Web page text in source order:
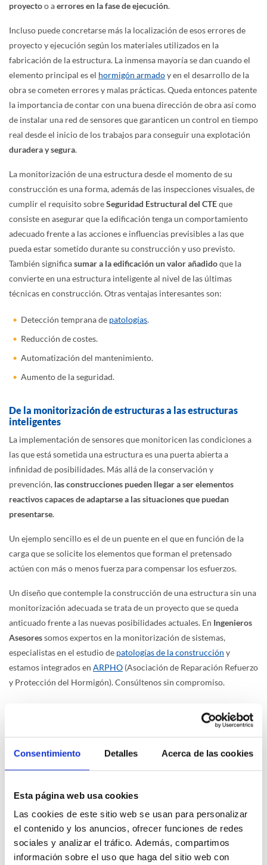
Consentimiento Detalles Acerca de las cookies
Esta página web usa cookies
Las cookies de este sitio web se usan para personalizar
el contenido y los anuncios, ofrecer funciones de redes
sociales y analizar el tráfico. Además, compartimos
información sobre el uso que haga del sitio web con
proyectoo aerrores en la fase de ejecución.
Incluso puede concretarse más la localización de esos errores de
proyecto y ejecución según los materiales utilizados en la
fabricación de la estructura. La inmensa mayoría se dan cuando el
elemento principal es el hormigón armadoy en el desarrollo de la
obra se cometen errores y malas prácticas. Queda entonces patente
la importancia de contar con una buena dirección de obra así como
de instalar una red de sensores que garanticen un control en tiempo
real desde el inicio de los trabajos para conseguir una explotación
duradera y segura.
La monitorización de una estructura desde el momento de su
construcción es una forma, además de las inspecciones visuales, de
cumplir el requisito sobreSeguridad Estructural del CTEque
consiste en asegurar que la edificación tenga un comportamiento
adecuado frente a las acciones e influencias previsibles a las que
pueda estar sometido durante su construcción y uso previsto.
También significasumar a la edificación un valor añadidoque la
convierte en una estructura inteligente al nivel de las últimas
técnicas en construcción. Otras ventajas interesantes son:
Detección temprana de patologías.
Reducción de costes.
Automatización del mantenimiento.
Aumento de la seguridad.
De la monitorización de estructuras a las estructuras
inteligentes
La implementación de sensores que monitoricen las condiciones a
las que está sometida una estructura es una puerta abierta a
infinidad de posibilidades. Más allá de la conservación y
prevención, las construcciones pueden llegar a ser elementos
reactivos capaces de adaptarse a las situaciones que puedan
presentarse.
Un ejemplo sencillo es el de un puente en el que en función de la
carga que se solicite los elementos que forman el pretensado
actúen con más o menos fuerza para compensar los esfuerzos.
Un diseño que contemple la construcción de una estructura sin una
monitorización adecuada se trata de un proyecto que se queda
anticuado frente a las nuevas posibilidades actuales. En Ingenieros
Asesoressomos expertos en la monitorización de sistemas,
especialistas en el estudio de patologías de la construcción y
estamos integrados en ARPHO (Asociación de Reparación Refuerzo
y Protección del Hormigón). Consúltenos sin compromiso.
Guía completa de cálculo estructural